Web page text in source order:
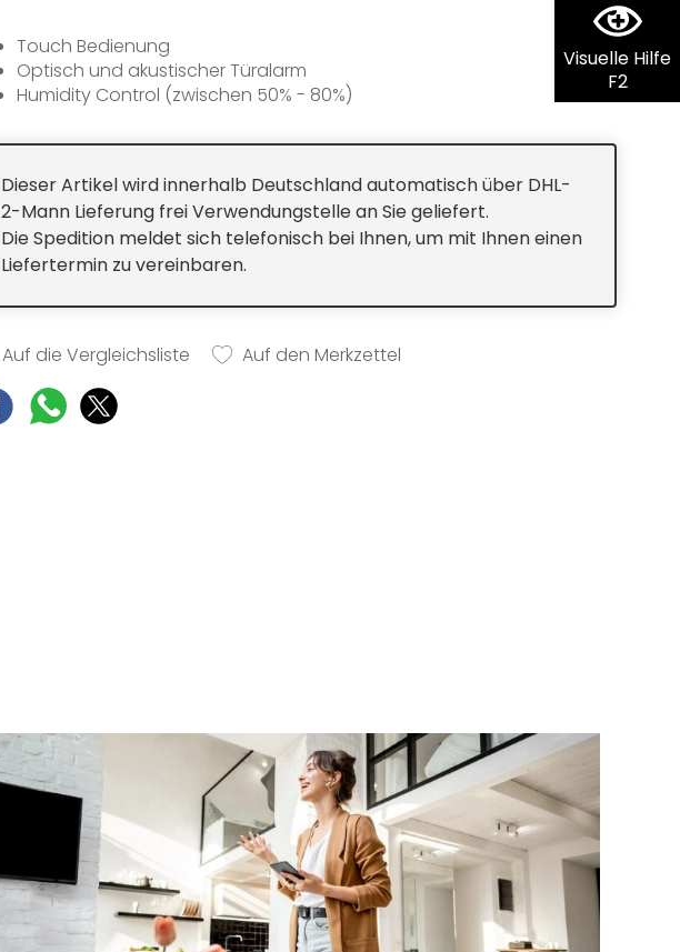
Visuelle Hilfe
F2
Touch Bedienung
Optisch und akustischer Türalarm
Humidity Control (zwischen 50% - 80%)
LED-Deckenbeleuchtung
FreshAir-Filter in der Rückwand
Umluftkühlung
Türanschlag rechts, wechselbar
Dieser Artikel wird innerhalb Deutschland automatisch über DHL-
2-Mann Lieferung frei Verwendungstelle an Sie geliefert.
Die Spedition meldet sich telefonisch bei Ihnen, um mit Ihnen einen
Liefertermin zu vereinbaren.
Auf die Vergleichsliste Auf den Merkzettel